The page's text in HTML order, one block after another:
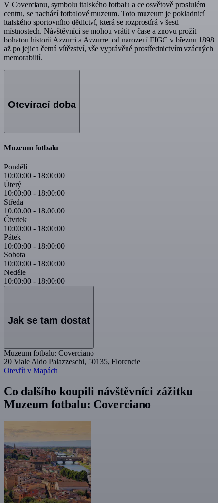
V Covercianu, symbolu italského fotbalu a celosvětově proslulém
centru, se nachází fotbalové muzeum. Toto muzeum je pokladnicí
italského sportovního dědictví, která se rozprostírá v šesti
místnostech. Návštěvníci se mohou vrátit v čase a znovu prožít
bohatou historii Azzurri a Azzurre, od narození FIGC v březnu 1898
až po jejich četná vítězství, vše vyprávěné prostřednictvím vzácných
memorabilií.
Otevírací doba
Muzeum fotbalu
Pondělí
10:00:00 - 18:00:00
Úterý
10:00:00 - 18:00:00
Středa
10:00:00 - 18:00:00
Čtvrtek
10:00:00 - 18:00:00
Pátek
10:00:00 - 18:00:00
Sobota
10:00:00 - 18:00:00
Neděle
10:00:00 - 18:00:00
Jak se tam dostat
Muzeum fotbalu: Coverciano
20 Viale Aldo Palazzeschi, 50135, Florencie
Otevřít v Mapách
Co dalšího koupili návštěvníci zážitku
Muzeum fotbalu: Coverciano